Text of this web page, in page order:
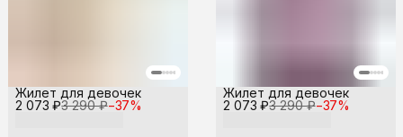
2 073 ₽3 290 ₽−37%
Жилет для девочек
2 073 ₽3 290 ₽−37%
Жилет для девочек